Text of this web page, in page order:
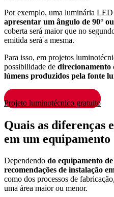
Por exemplo, uma luminária LED
apresentar um ângulo de 90°
coberta será maior que no
emitida será a mesma.
Para isso, em projetos
possibilidade de direcionamento
lúmens produzidos pela fonte
Projeto luminotécnico gratuito
Quais as diferenças
em um
Dependendo do equipamento
recomendações de instalação
como dos processos de
uma área maior ou menor.